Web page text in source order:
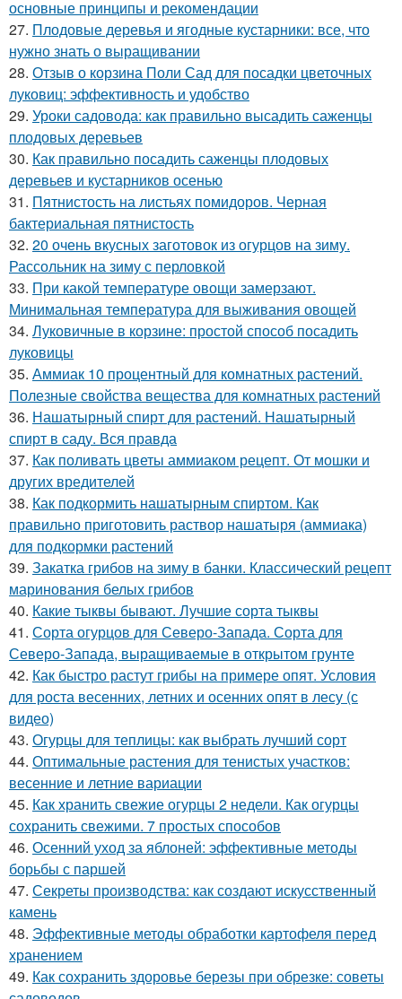
основные принципы и рекомендации
27. Плодовые деревья и ягодные кустарники: все, что
нужно знать о выращивании
28. Отзыв о корзина Поли Сад для посадки цветочных
луковиц: эффективность и удобство
29. Уроки садовода: как правильно высадить саженцы
плодовых деревьев
30. Как правильно посадить саженцы плодовых
деревьев и кустарников осенью
31. Пятнистость на листьях помидоров. Черная
бактериальная пятнистость
32. 20 очень вкусных заготовок из огурцов на зиму.
Рассольник на зиму с перловкой
33. При какой температуре овощи замерзают.
Минимальная температура для выживания овощей
34. Луковичные в корзине: простой способ посадить
луковицы
35. Аммиак 10 процентный для комнатных растений.
Полезные свойства вещества для комнатных растений
36. Нашатырный спирт для растений. Нашатырный
спирт в саду. Вся правда
37. Как поливать цветы аммиаком рецепт. От мошки и
других вредителей
38. Как подкормить нашатырным спиртом. Как
правильно приготовить раствор нашатыря (аммиака)
для подкормки растений
39. Закатка грибов на зиму в банки. Классический рецепт
маринования белых грибов
40. Какие тыквы бывают. Лучшие сорта тыквы
41. Сорта огурцов для Северо-Запада. Сорта для
Северо-Запада, выращиваемые в открытом грунте
42. Как быстро растут грибы на примере опят. Условия
для роста весенних, летних и осенних опят в лесу (с
видео)
43. Огурцы для теплицы: как выбрать лучший сорт
44. Оптимальные растения для тенистых участков:
весенние и летние вариации
45. Как хранить свежие огурцы 2 недели. Как огурцы
сохранить свежими. 7 простых способов
46. Осенний уход за яблоней: эффективные методы
борьбы с паршей
47. Секреты производства: как создают искусственный
камень
48. Эффективные методы обработки картофеля перед
хранением
49. Как сохранить здоровье березы при обрезке: советы